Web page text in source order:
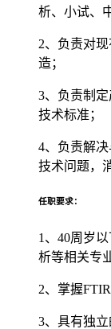
析、小试、
2、负责对
造；
3、负责制
技术标准；
4、负责解
技术问题，
任职要求：
1、40周岁
析等相关专
2、掌握
3、具有独